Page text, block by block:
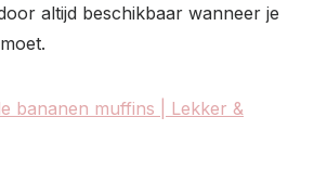
altijd beschikbaar wanneer je
bananen muffins | Lekker &